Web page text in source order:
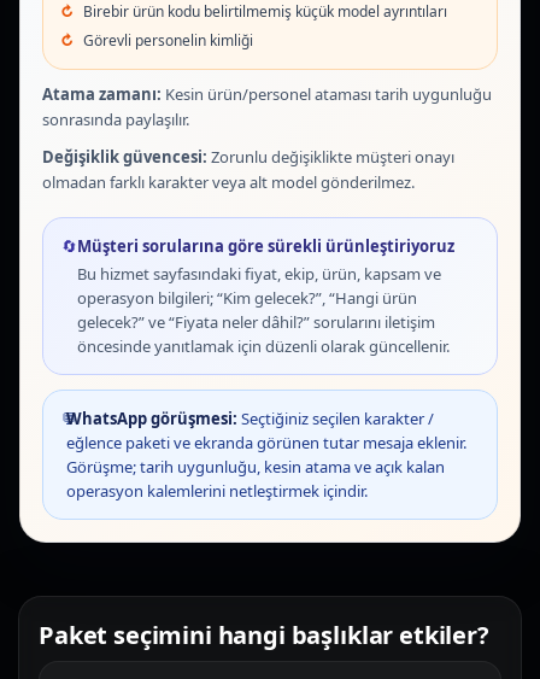
Birebir ürün kodu belirtilmemiş küçük model ayrıntıları
Görevli personelin kimliği
Atama zamanı: Kesin ürün/personel ataması tarih uygunluğu
sonrasında paylaşılır.
Değişiklik güvencesi: Zorunlu değişiklikte müşteri onayı
olmadan farklı karakter veya alt model gönderilmez.
🔄Müşteri sorularına göre sürekli ürünleştiriyoruz
Bu hizmet sayfasındaki fiyat, ekip, ürün, kapsam ve
operasyon bilgileri; “Kim gelecek?”, “Hangi ürün
gelecek?” ve “Fiyata neler dâhil?” sorularını iletişim
öncesinde yanıtlamak için düzenli olarak güncellenir.
💬
WhatsApp görüşmesi: Seçtiğiniz seçilen karakter /
eğlence paketi ve ekranda görünen tutar mesaja eklenir.
Görüşme; tarih uygunluğu, kesin atama ve açık kalan
operasyon kalemlerini netleştirmek içindir.
Paket seçimini hangi başlıklar etkiler?